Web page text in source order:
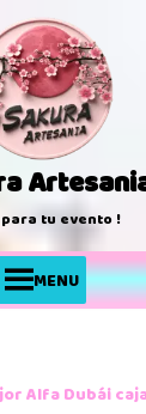
tu evento !
MENU
Alfa Dubái